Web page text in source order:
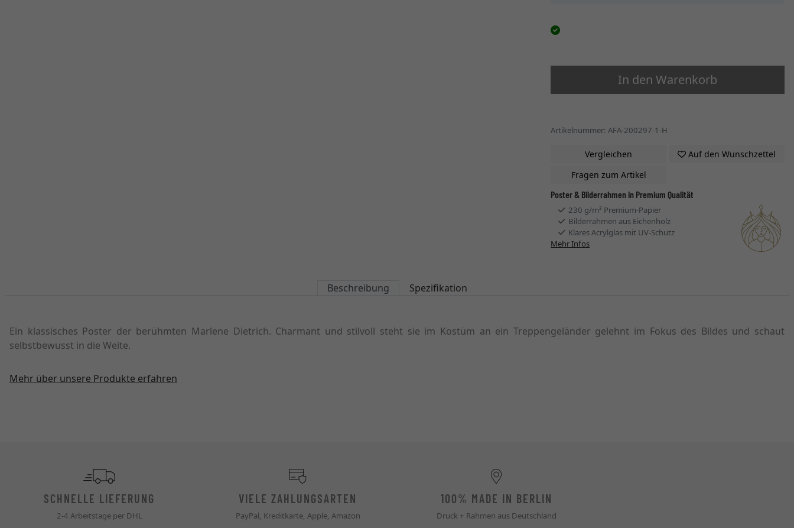
In den Warenkorb
Artikelnummer: AFA-200297-1-H
Vergleichen
Auf den Wunschzettel
Fragen zum Artikel
Poster & Bilderrahmen in Premium Qualität
230 g/m² Premium-Papier
Bilderrahmen aus Eichenholz
Klares Acrylglas mit UV-Schutz
Mehr Infos
Beschreibung Spezifikation
Ein klassisches Poster der berühmten Marlene Dietrich. Charmant und stilvoll steht sie im Kostüm an ein Treppengeländer gelehnt im Fokus des Bildes und schaut
selbstbewusst in die Weite.
Mehr über unsere Produkte erfahren
SCHNELLE LIEFERUNG
2-4 Arbeitstage per DHL
VIELE ZAHLUNGSARTEN
PayPal, Kreditkarte, Apple, Amazon
100% MADE IN BERLIN
Druck + Rahmen aus Deutschland